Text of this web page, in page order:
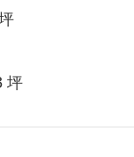
坪